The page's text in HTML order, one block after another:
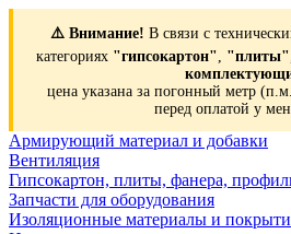
⚠️ Внимание! В связи с
категориях "гипсокартон", "плиты"
цена указана за погонный метр
перед оплатой у
Армирующий материал и добавки
Вентиляция
Гипсокартон, плиты, фанера,
Запчасти для оборудования
Изоляционные материалы и